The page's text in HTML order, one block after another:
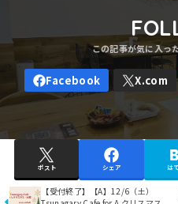
ポスト シェア は
【受付終了】【A】12/6（土）